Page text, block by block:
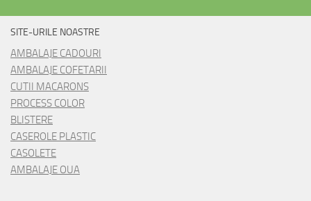
SITE-URILE NOASTRE
AMBALAJE CADOURI
AMBALAJE COFETARII
CUTII MACARONS
PROCESS COLOR
BLISTERE
CASEROLE PLASTIC
CASOLETE
AMBALAJE OUA